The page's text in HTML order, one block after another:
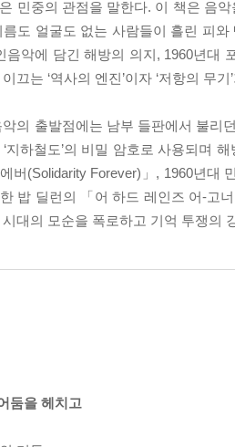
민중의 관점을 말한다. 이 책은 음
름도 얼굴도 없는 사람들이 흘린 피
음악에 담긴 해방의 의지, 1960년대
끄는 ‘역사의 엔진’이자 ‘저항의 무
의 출발점에는 남부 들판에서 불리
지하철도’의 비밀 암호로 사용되며
버(Solidarity Forever)」, 1960년대
밥 딜런의 「어 하드 레인즈 어-고
대의 모순을 폭로하고 기억 투쟁의
둠을 헤치고